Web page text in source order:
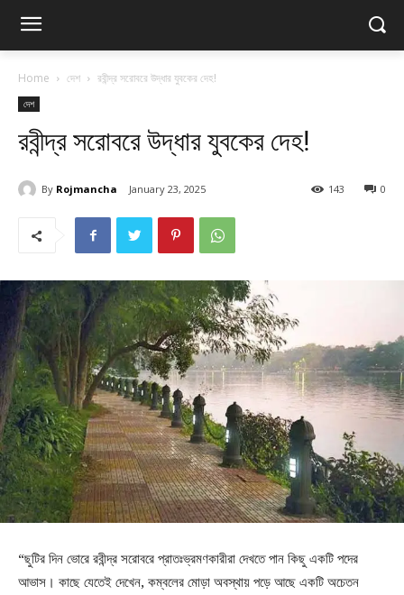
Home দেশ রবীন্দ্র সরোবরে উদ্ধার যুবকের দেহ!
দেশ
রবীন্দ্র সরোবরে উদ্ধার যুবকের দেহ!
By Rojmancha January 23, 2025 0
143
“ছুটির দিন ভোরে রবীন্দ্র সরোবরে প্রাতঃভ্রমণকারীরা দেখতে পান কিছু একটি পদের
আভাস। কাছে যেতেই দেখেন, কম্বলের মোড়া অবস্থায় পড়ে আছে একটি অচেতন